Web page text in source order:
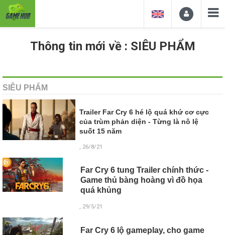
Thông tin mới về : SIÊU PHẨM
SIÊU PHẨM
Trailer Far Cry 6 hé lộ quá khứ cơ cực
của trùm phản diện - Từng là nô lệ
suốt 15 năm
, 26/8/21
Far Cry 6 tung Trailer chính thức -
Game thủ bàng hoàng vì đồ họa
quá khủng
, 29/5/21
Far Cry 6 lộ gameplay, cho game